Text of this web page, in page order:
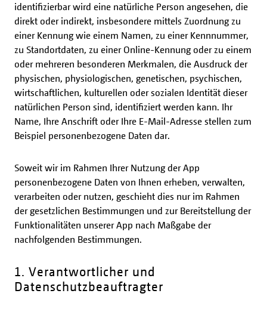
identifizierbar wird eine natürliche Person angesehen, die
direkt oder indirekt, insbesondere mittels Zuordnung zu
einer Kennung wie einem Namen, zu einer Kennnummer,
zu Standortdaten, zu einer Online-Kennung oder zu einem
oder mehreren besonderen Merkmalen, die Ausdruck der
physischen, physiologischen, genetischen, psychischen,
wirtschaftlichen, kulturellen oder sozialen Identität dieser
natürlichen Person sind, identifiziert werden kann. Ihr
Name, Ihre Anschrift oder Ihre E-Mail-Adresse stellen zum
Beispiel personenbezogene Daten dar.
Soweit wir im Rahmen Ihrer Nutzung der App
personenbezogene Daten von Ihnen erheben, verwalten,
verarbeiten oder nutzen, geschieht dies nur im Rahmen
der gesetzlichen Bestimmungen und zur Bereitstellung der
Funktionalitäten unserer App nach Maßgabe der
nachfolgenden Bestimmungen.
1. Verantwortlicher und
Datenschutzbeauftragter